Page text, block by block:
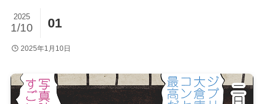
01
2025
1/10
2025年1月10日